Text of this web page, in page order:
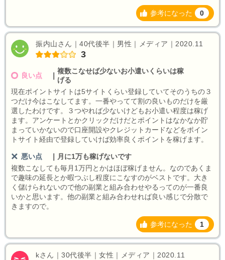
参考になった 0
振内山さん｜40代後半｜男性｜メディア｜2020.11
3
良い点
複数こなせば少ないお小遣いくらいは稼
げる
現在ポイントサイトは5サイトくらい登録していてそのうちの３
つだけ今はこなしてます。一番やってて割の良いものだけを厳
選したわけです。３つやれば少ないけどもお小遣い程度は稼げ
ます。アンケートとかクリックだけだとポイントはなかなか貯
まっていかないので口座開設やクレジットカードなどをポイン
トサイト経由で登録していけば効率良くポイントを稼げます。
悪い点
月に1万も稼げないです
複数こなしても毎月1万円とかはほぼ稼げません。なのであくま
で趣味の延長とか暇つぶし程度にこなすのがベストです。大き
く儲けられないので他の副業と組み合わせやるってのが一番良
いかと思います。他の副業と組み合わせれば良い感じで分散で
きますので。
参考になった 1
kさん｜30代後半｜女性｜メディア｜2020.11